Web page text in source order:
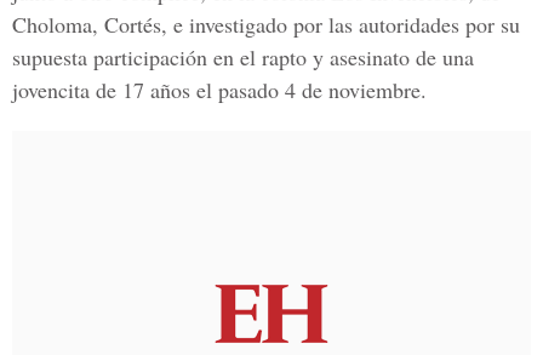
Choloma, Cortés, e investigado por las autoridades por su
supuesta participación en el rapto y asesinato de una
jovencita de 17 años el pasado 4 de noviembre.